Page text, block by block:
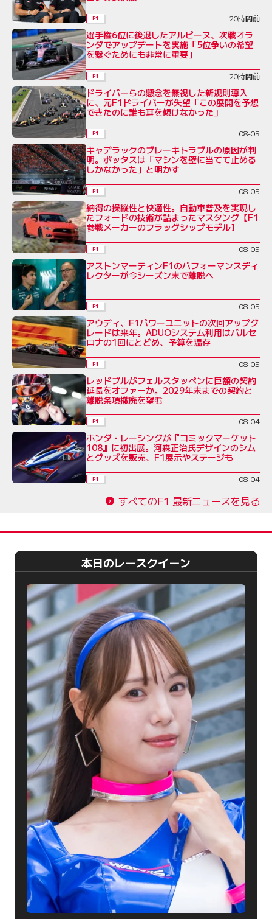
F1 20時間前
選手権6位に後退したアルピーヌ、次戦オラ
ンダでアップデートを実施「5位争いの希望
を繋ぐためにも非常に重要」
F1 20時間前
ドライバーらの懸念を無視した新規則導入
に、元F1ドライバーが失望「この展開を予想
できたのに誰も耳を傾けなかった」
F1 08-05
キャデラックのブレーキトラブルの原因が判
明。ボッタスは「マシンを壁に当てて止める
しかなかった」と明かす
F1 08-05
納得の操縦性と快適性。自動車普及を実現し
たフォードの技術が詰まったマスタング【F1
参戦メーカーのフラッグシップモデル】
F1 08-05
アストンマーティンF1のパフォーマンスディ
レクターが今シーズン末で離脱へ
F1 08-05
アウディ、F1パワーユニットの次回アップグ
レードは来年。ADUOシステム利用はバルセ
ロナの1回にとどめ、予算を温存
F1 08-05
レッドブルがフェルスタッペンに巨額の契約
延長をオファーか。2029年末までの契約と
離脱条項撤廃を望む
F1 08-04
ホンダ・レーシングが『コミックマーケット
108』に初出展。河森正治氏デザインのシム
とグッズを販売、F1展示やステージも
F1 08-04
すべてのF1 最新ニュースを見る
本日のレースクイーン